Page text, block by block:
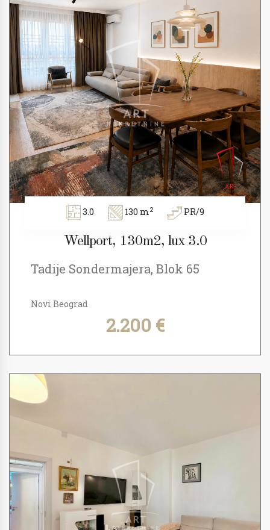
3.0 130 m2 PR/9
Wellport, 130m2, lux 3.0
Tadije Sondermajera, Blok 65
Novi Beograd
2.200 €